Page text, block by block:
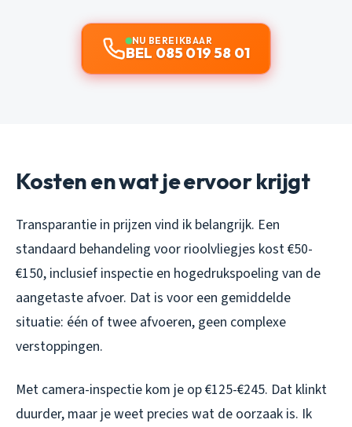
NU BEREIKBAAR
BEL 085 019 58 01
Kosten en wat je ervoor krijgt
Transparantie in prijzen vind ik belangrijk. Een
standaard behandeling voor rioolvliegjes kost €50-
€150, inclusief inspectie en hogedrukspoeling van de
aangetaste afvoer. Dat is voor een gemiddelde
situatie: één of twee afvoeren, geen complexe
verstoppingen.
Met camera-inspectie kom je op €125-€245. Dat klinkt
duurder, maar je weet precies wat de oorzaak is. Ik